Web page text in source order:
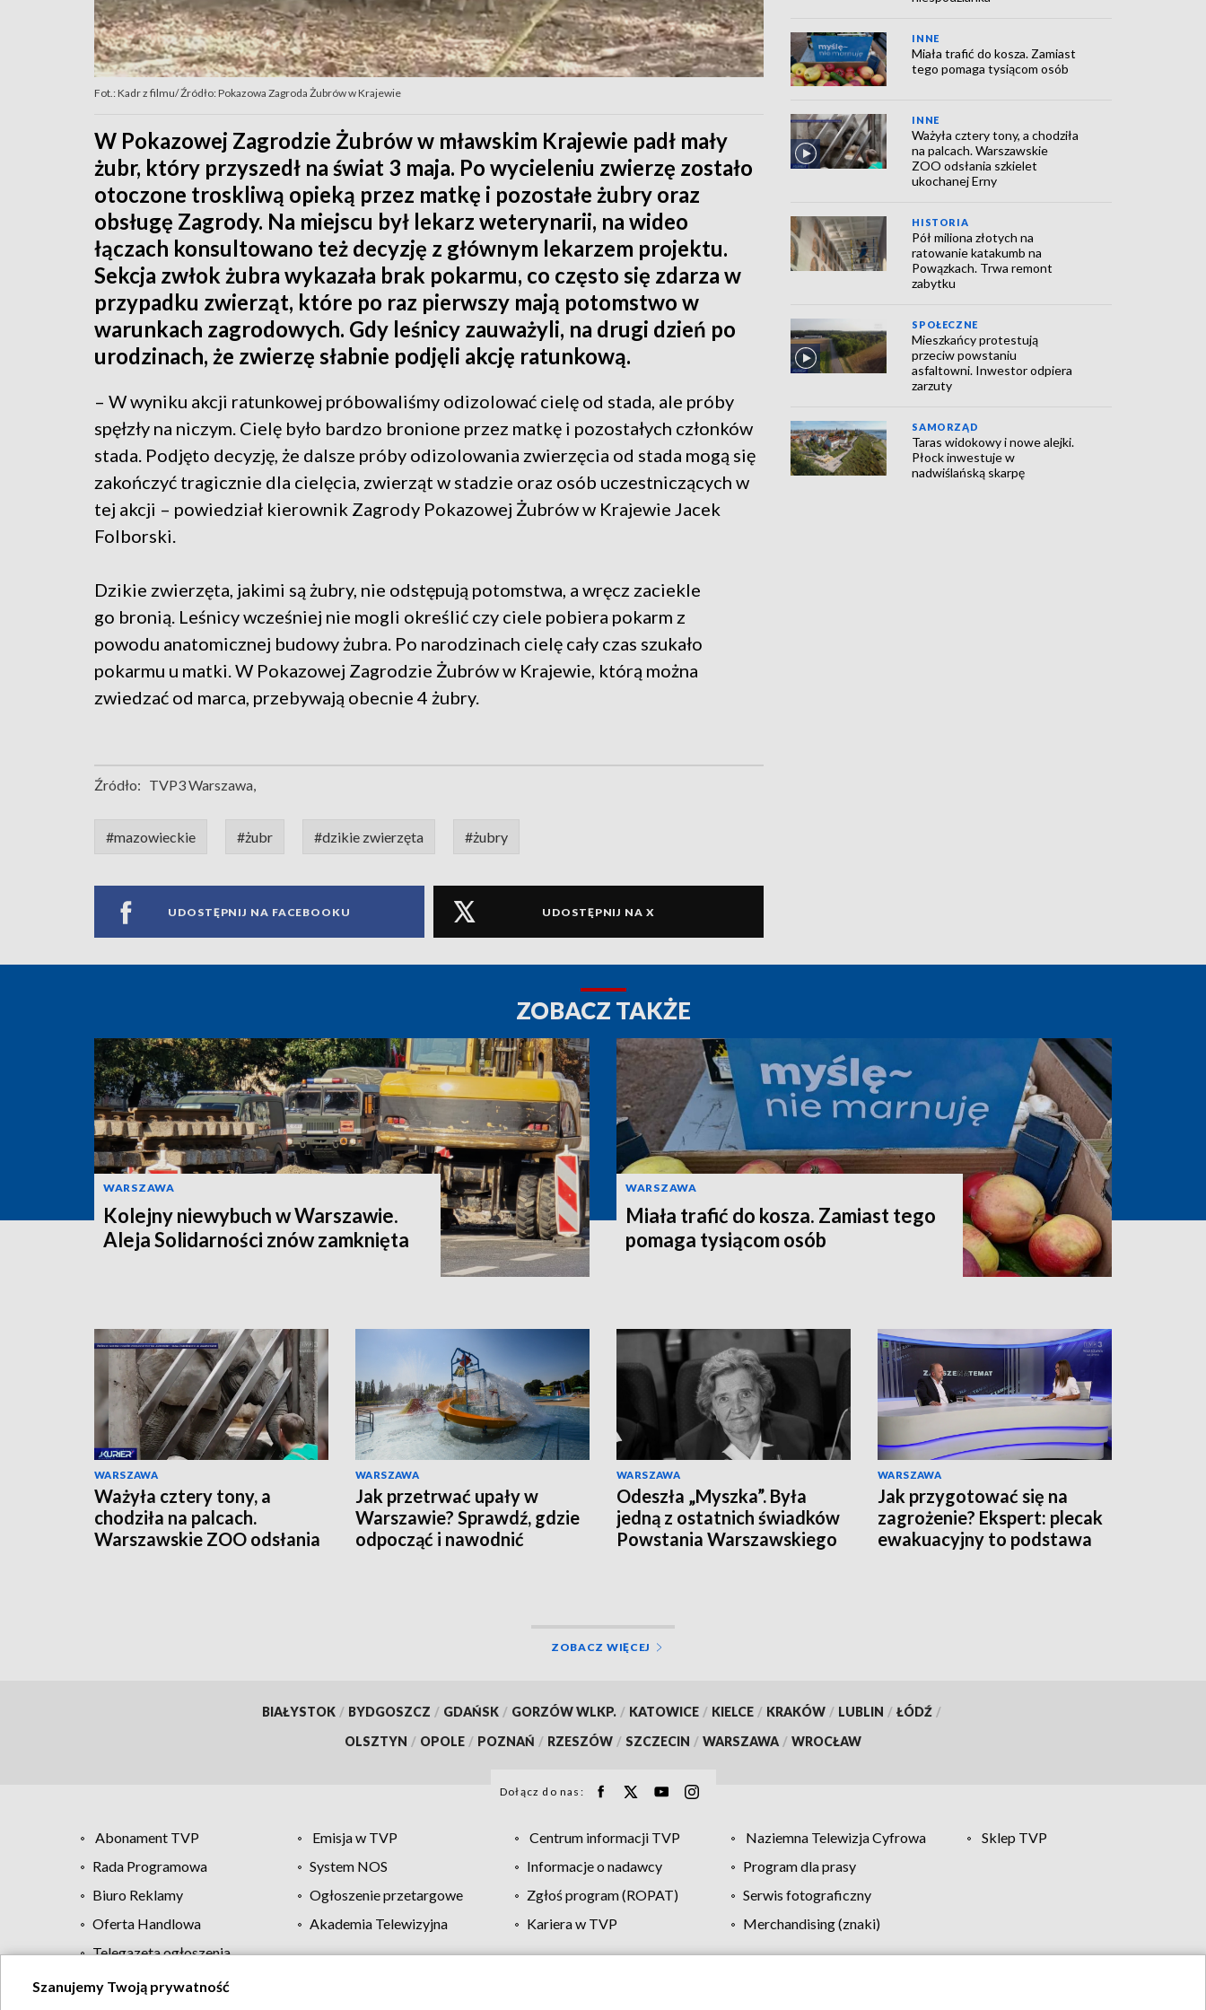
Fot.: Kadr z filmu/ Źródło: Pokazowa Zagroda Żubrów w Krajewie
W Pokazowej Zagrodzie Żubrów w mławskim Krajewie padł mały
żubr, który przyszedł na świat 3 maja. Po wycieleniu zwierzę zostało
otoczone troskliwą opieką przez matkę i pozostałe żubry oraz
obsługę Zagrody. Na miejscu był lekarz weterynarii, na wideo
łączach konsultowano też decyzję z głównym lekarzem projektu.
Sekcja zwłok żubra wykazała brak pokarmu, co często się zdarza w
przypadku zwierząt, które po raz pierwszy mają potomstwo w
warunkach zagrodowych. Gdy leśnicy zauważyli, na drugi dzień po
urodzinach, że zwierzę słabnie podjęli akcję ratunkową.
– W wyniku akcji ratunkowej próbowaliśmy odizolować cielę od stada, ale próby
spęłzły na niczym. Cielę było bardzo bronione przez matkę i pozostałych członków
stada. Podjęto decyzję, że dalsze próby odizolowania zwierzęcia od stada mogą się
zakończyć tragicznie dla cielęcia, zwierząt w stadzie oraz osób uczestniczących w
tej akcji – powiedział kierownik Zagrody Pokazowej Żubrów w Krajewie Jacek
Folborski.
Dzikie zwierzęta, jakimi są żubry, nie odstępują potomstwa, a wręcz zaciekle
go bronią. Leśnicy wcześniej nie mogli określić czy ciele pobiera pokarm z
powodu anatomicznej budowy żubra. Po narodzinach cielę cały czas szukało
pokarmu u matki. W Pokazowej Zagrodzie Żubrów w Krajewie, którą można
zwiedzać od marca, przebywają obecnie 4 żubry.
Źródło: TVP3 Warszawa,
#mazowieckie #żubr #dzikie zwierzęta #żubry
UDOSTĘPNIJ NA FACEBOOKU UDOSTĘPNIJ NA X
INNE
Miała trafić do kosza. Zamiast
tego pomaga tysiącom osób
INNE
Ważyła cztery tony, a chodziła
na palcach. Warszawskie
ZOO odsłania szkielet
ukochanej Erny
HISTORIA
Pół miliona złotych na
ratowanie katakumb na
Powązkach. Trwa remont
zabytku
SPOŁECZNE
Mieszkańcy protestują
przeciw powstaniu
asfaltowni. Inwestor odpiera
zarzuty
SAMORZĄD
Taras widokowy i nowe alejki.
Płock inwestuje w
nadwiślańską skarpę
ZOBACZ TAKŻE
WARSZAWA
Kolejny niewybuch w Warszawie.
Aleja Solidarności znów zamknięta
WARSZAWA
Miała trafić do kosza. Zamiast tego
pomaga tysiącom osób
WARSZAWA
Ważyła cztery tony, a
chodziła na palcach.
Warszawskie ZOO odsłania
WARSZAWA
Jak przetrwać upały w
Warszawie? Sprawdź, gdzie
odpocząć i nawodnić
WARSZAWA
Odeszła „Myszka”. Była
jedną z ostatnich świadków
Powstania Warszawskiego
WARSZAWA
Jak przygotować się na
zagrożenie? Ekspert: plecak
ewakuacyjny to podstawa
ZOBACZ WIĘCEJ
BIAŁYSTOK / BYDGOSZCZ / GDAŃSK / GORZÓW WLKP. / KATOWICE / KIELCE / KRAKÓW / LUBLIN / ŁÓDŹ /
OLSZTYN / OPOLE / POZNAŃ / RZESZÓW / SZCZECIN / WARSZAWA / WROCŁAW
Dołącz do nas:
Abonament TVP Emisja w TVP Centrum informacji TVP Naziemna Telewizja Cyfrowa
Sklep TVP
Rada Programowa
System NOS Informacje o nadawcy
Program dla prasy
Biuro Reklamy
Ogłoszenie przetargowe Zgłoś program (ROPAT)
Serwis fotograficzny
Oferta Handlowa
Akademia Telewizyjna Kariera w TVP
Merchandising (znaki)
Telegazeta ogłoszenia
Szanujemy Twoją prywatność